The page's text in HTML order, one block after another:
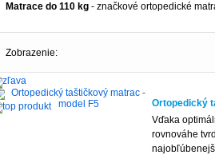
Matrace do 110 kg - značkové ortopedické
Zobrazenie:
-20%
Ortopedický
Vďaka
rovnováhe